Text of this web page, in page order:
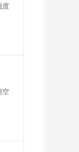
度
空